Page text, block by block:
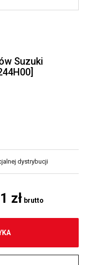
Suzuki
dystrybucji
zł brutto